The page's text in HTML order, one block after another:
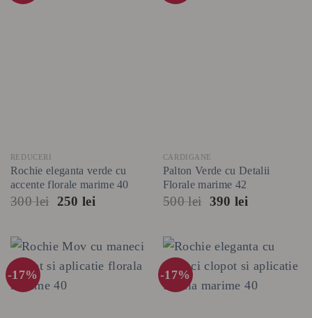
REDUCERI
Rochie eleganta verde cu
accente florale marime 40
300lei
Prețul
fost:
300 lei.
250lei
CARDIGANE
Palton Verde cu Detalii
Florale marime 42
500lei Prețul
fost:
500 lei.
390lei
390 lei.
-17% -17%